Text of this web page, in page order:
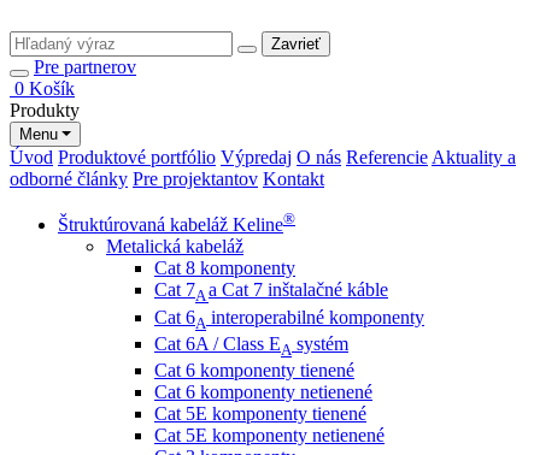
Zavrieť
Pre partnerov
0 Košík
Produkty
Menu
Úvod Produktové portfólio Výpredaj O nás Referencie Aktuality a
odborné články Pre projektantov Kontakt
Štruktúrovaná kabeláž Keline®
Metalická kabeláž
Cat 8 komponenty
Cat 7Aa Cat 7 inštalačné káble
Cat 6A interoperabilné komponenty
Cat 6A / Class EA systém
Cat 6 komponenty tienené
Cat 6 komponenty netienené
Cat 5E komponenty tienené
Cat 5E komponenty netienené